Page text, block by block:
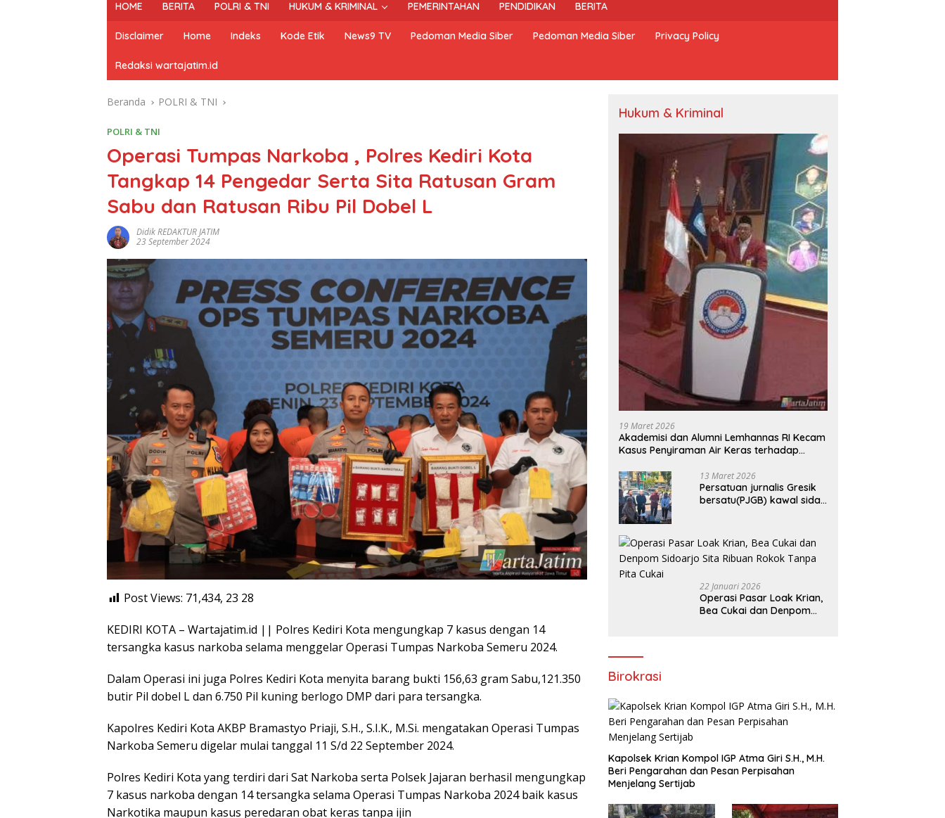
HOME BERITA POLRI & TNI HUKUM & KRIMINAL PEMERINTAHAN PENDIDIKAN BERITA
Disclaimer Home Indeks Kode Etik News9 TV Pedoman Media Siber Pedoman Media Siber Privacy Policy
Redaksi wartajatim.id
Beranda POLRI & TNI
POLRI & TNI
Operasi Tumpas Narkoba , Polres Kediri Kota
Tangkap 14 Pengedar Serta Sita Ratusan Gram
Sabu dan Ratusan Ribu Pil Dobel L
Didik REDAKTUR JATIM
23 September 2024
Post Views: 71,434, 23 28
KEDIRI KOTA – Wartajatim.id || Polres Kediri Kota mengungkap 7 kasus dengan 14
tersangka kasus narkoba selama menggelar Operasi Tumpas Narkoba Semeru 2024.
Dalam Operasi ini juga Polres Kediri Kota menyita barang bukti 156,63 gram Sabu,121.350
butir Pil dobel L dan 6.750 Pil kuning berlogo DMP dari para tersangka.
Kapolres Kediri Kota AKBP Bramastyo Priaji, S.H., S.I.K., M.Si. mengatakan Operasi Tumpas
Narkoba Semeru digelar mulai tanggal 11 S/d 22 September 2024.
Polres Kediri Kota yang terdiri dari Sat Narkoba serta Polsek Jajaran berhasil mengungkap
7 kasus narkoba dengan 14 tersangka selama Operasi Tumpas Narkoba 2024 baik kasus
Narkotika maupun kasus peredaran obat keras tanpa ijin
Hukum & Kriminal
19 Maret 2026
Akademisi dan Alumni Lemhannas RI Kecam
Kasus Penyiraman Air Keras terhadap
13 Maret 2026
Persatuan jurnalis Gresik
bersatu(PJGB) kawal sidak
atas nama Molyo Cipto
amin
22 Januari 2026
Operasi Pasar Loak Krian,
Bea Cukai dan Denpom
Birokrasi
Kapolsek Krian Kompol IGP Atma Giri S.H., M.H.
Beri Pengarahan dan Pesan Perpisahan
Menjelang Sertijab